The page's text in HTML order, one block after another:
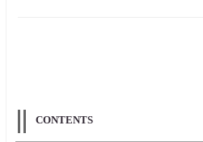
CONTENTS